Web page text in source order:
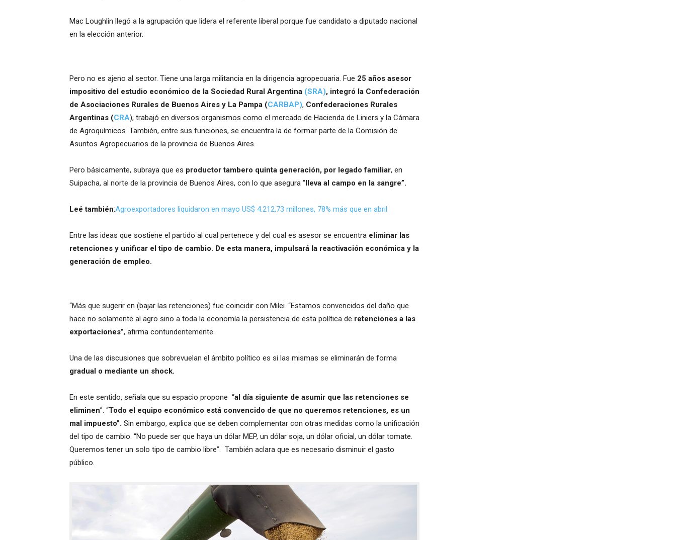
Mac Loughlin llegó a la agrupación que lidera el referente liberal porque fue candidato a diputado nacional
en la elección anterior.
Pero no es ajeno al sector. Tiene una larga militancia en la dirigencia agropecuaria. Fue 25 años asesor
impositivo del estudio económico de la Sociedad Rural Argentina (SRA), integró la Confederación
de Asociaciones Rurales de Buenos Aires y La Pampa (CARBAP), Confederaciones Rurales
Argentinas (CRA), trabajó en diversos organismos como el mercado de Hacienda de Liniers y la Cámara
de Agroquímicos. También, entre sus funciones, se encuentra la de formar parte de la Comisión de
Asuntos Agropecuarios de la provincia de Buenos Aires.
Pero básicamente, subraya que es productor tambero quinta generación, por legado familiar, en
Suipacha, al norte de la provincia de Buenos Aires, con lo que asegura “lleva al campo en la sangre”.
Leé también:Agroexportadores liquidaron en mayo US$ 4.212,73 millones, 78% más que en abril
Entre las ideas que sostiene el partido al cual pertenece y del cual es asesor se encuentra eliminar las
retenciones y unificar el tipo de cambio. De esta manera, impulsará la reactivación económica y la
generación de empleo.
“Más que sugerir en (bajar las retenciones) fue coincidir con Milei. “Estamos convencidos del daño que
hace no solamente al agro sino a toda la economía la persistencia de esta política de retenciones a las
exportaciones”, afirma contundentemente.
Una de las discusiones que sobrevuelan el ámbito político es si las mismas se eliminarán de forma
gradual o mediante un shock.
En este sentido, señala que su espacio propone “al día siguiente de asumir que las retenciones se
eliminen”. “Todo el equipo económico está convencido de que no queremos retenciones, es un
mal impuesto”. Sin embargo, explica que se deben complementar con otras medidas como la unificación
del tipo de cambio. “No puede ser que haya un dólar MEP, un dólar soja, un dólar oficial, un dólar tomate.
Queremos tener un solo tipo de cambio libre”. También aclara que es necesario disminuir el gasto
público.